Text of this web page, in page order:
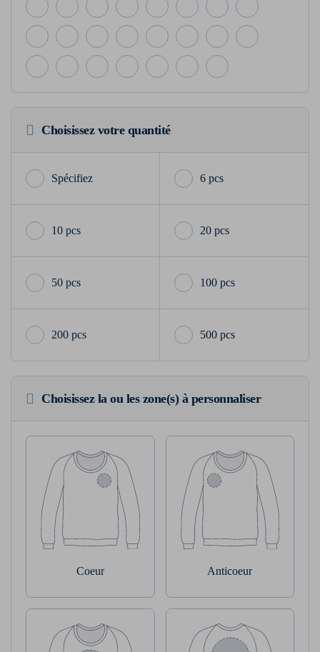
Choisissez votre quantité
6 pcs
10 pcs 20 pcs
50 pcs 100 pcs
200 pcs 500 pcs
Choisissez la ou les zone(s) à personnaliser
Coeur Anticoeur